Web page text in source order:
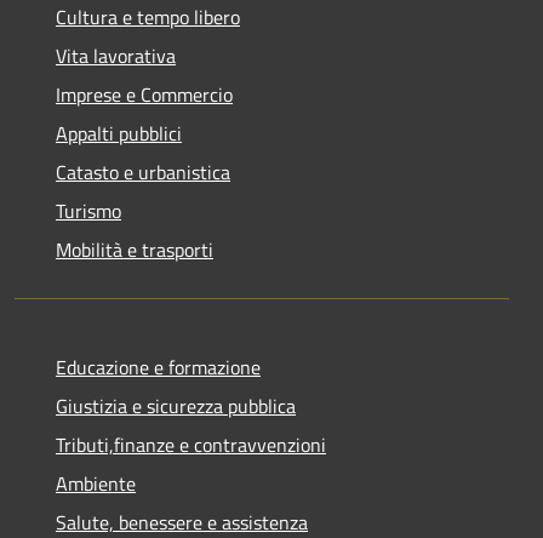
Cultura e tempo libero
Vita lavorativa
Imprese e Commercio
Appalti pubblici
Catasto e urbanistica
Turismo
Mobilità e trasporti
Educazione e formazione
Giustizia e sicurezza pubblica
Tributi,finanze e contravvenzioni
Ambiente
Salute, benessere e assistenza